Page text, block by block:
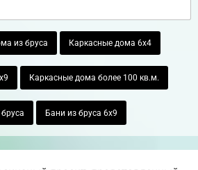
из бруса Каркасные дома 6х4
Каркасные дома более 100 кв.м.
Бани из бруса 6х9